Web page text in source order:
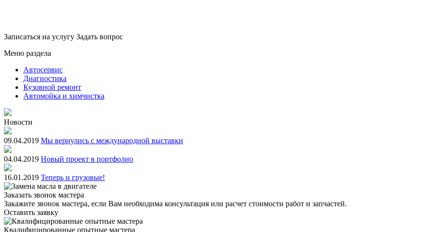
Записаться на услугу Задать вопрос
Меню раздела
Автосервис
Диагностика
Кузовной ремонт
Автомойка и химчистка
Новости
09.04.2019 Мы вернулись с международной выставки
04.04.2019 Новый проект в портфолио
16.01.2019 Теперь и грузовые!
Заказать звонок мастера
Закажите звонок мастера, если Вам необходима консультация или расчет стоимости работ и запчастей.
Оставить заявку
Квалифицированные опытные мастера